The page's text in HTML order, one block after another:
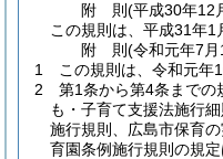
附 則(平成30年12
この規則は、平成31年1
附 則(令和元年7
1
この規則は、令和元年
2
第1条から第4条までの
も・子育て支援法施行
施行規則、広島市保育
育園条例施行規則の規